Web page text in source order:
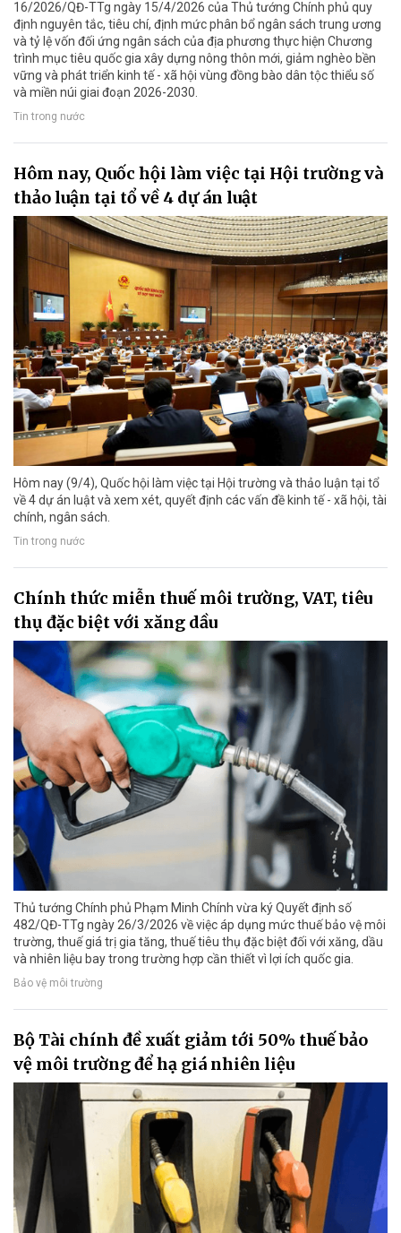
16/2026/QĐ-TTg ngày 15/4/2026 của Thủ tướng Chính phủ quy
định nguyên tắc, tiêu chí, định mức phân bổ ngân sách trung ương
và tỷ lệ vốn đối ứng ngân sách của địa phương thực hiện Chương
trình mục tiêu quốc gia xây dựng nông thôn mới, giảm nghèo bền
vững và phát triển kinh tế - xã hội vùng đồng bào dân tộc thiểu số
và miền núi giai đoạn 2026-2030.
Tin trong nước
Hôm nay, Quốc hội làm việc tại Hội trường và
thảo luận tại tổ về 4 dự án luật
Hôm nay (9/4), Quốc hội làm việc tại Hội trường và thảo luận tại tổ
về 4 dự án luật và xem xét, quyết định các vấn đề kinh tế - xã hội, tài
chính, ngân sách.
Tin trong nước
Chính thức miễn thuế môi trường, VAT, tiêu
thụ đặc biệt với xăng dầu
Thủ tướng Chính phủ Phạm Minh Chính vừa ký Quyết định số
482/QĐ-TTg ngày 26/3/2026 về việc áp dụng mức thuế bảo vệ môi
trường, thuế giá trị gia tăng, thuế tiêu thụ đặc biệt đối với xăng, dầu
và nhiên liệu bay trong trường hợp cần thiết vì lợi ích quốc gia.
Bảo vệ môi trường
Bộ Tài chính đề xuất giảm tới 50% thuế bảo
vệ môi trường để hạ giá nhiên liệu